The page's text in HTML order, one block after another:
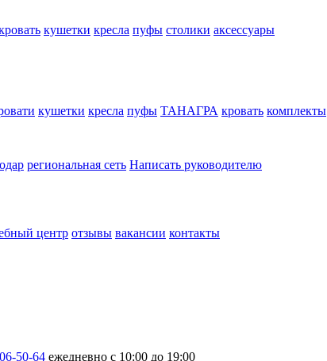
кушетки кресла пуфы столики аксессуары
кушетки кресла пуфы ТАНАГРА кровать комплекты
региональная сеть Написать руководителю
центр отзывы вакансии контакты
50-64 ежедневно с 10:00 до 19:00